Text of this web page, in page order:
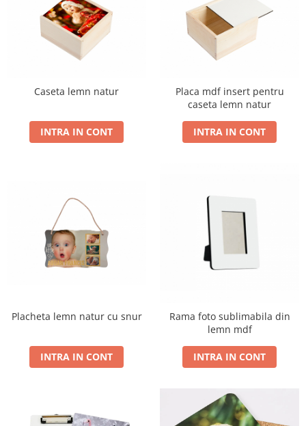
Caseta lemn natur
INTRA IN CONT
Placa mdf insert pentru
caseta lemn natur
INTRA IN CONT
Placheta lemn natur cu snur
INTRA IN CONT
Rama foto sublimabila din
lemn mdf
INTRA IN CONT